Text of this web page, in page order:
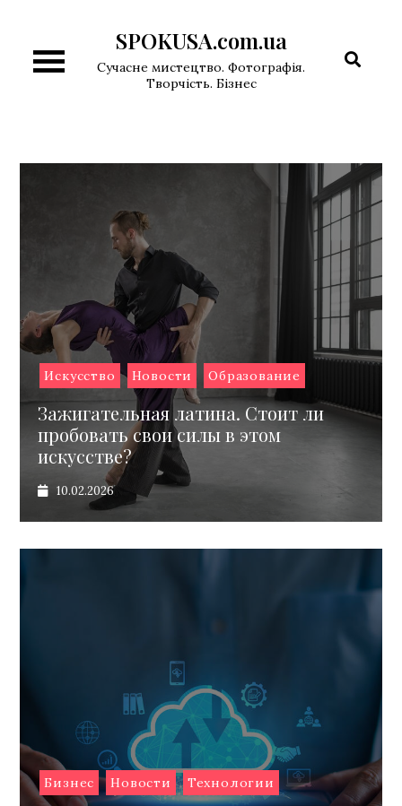
содержимому
SPOKUSA.com.ua
Сучасне мистецтво. Фотографія.
Творчість. Бізнес
Искусство Новости Образование
Зажигательная латина. Стоит ли
пробовать свои силы в этом
искусстве?
10.02.2026
Бизнес Новости Технологии